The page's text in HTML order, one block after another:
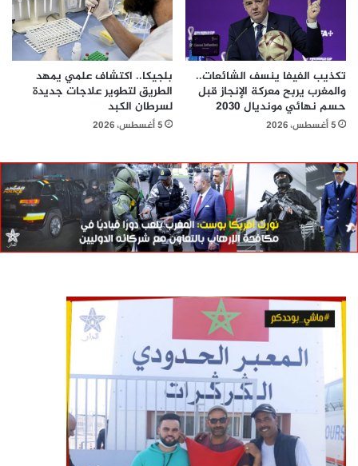
تكذيب الفيفا ينسف الشائعات..
والمغرب يربح معركة الإنجاز قبل
حسم نهائي مونديال 2030
5 أغسطس، 2026
بلجيكا.. اكتشاف علمي يمهد
الطريق لتطوير علاجات جديدة
لسرطان الكبد
5 أغسطس، 2026